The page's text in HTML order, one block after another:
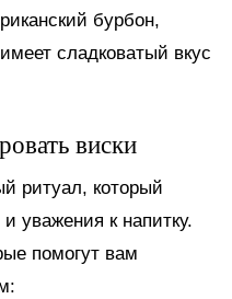
бурбон,
сладковатый вкус
виски
ритуал, который
уважения к напитку.
помогут вам